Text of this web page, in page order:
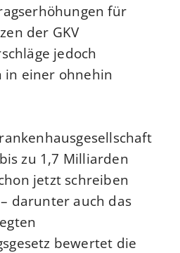
für
der GKV
jedoch
in einer ohnehin
zu 1,7 Milliarden
jetzt schreiben
darunter auch das
bewertet die